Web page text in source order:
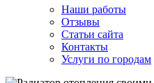
Наши работы
Отзывы
Статьи сайта
Контакты
Услуги по городам